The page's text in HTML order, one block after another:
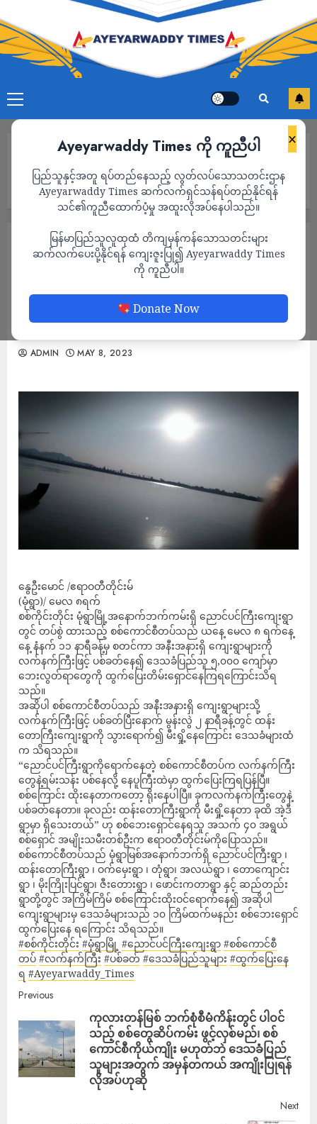
×
Ayeyarwaddy Times ကို ကူညီပါ
ပြည်သူနှင့်အတူ ရပ်တည်နေသည့် လွတ်လပ်သောသတင်းဌာန
Ayeyarwaddy Times ဆက်လက်ရှင်သန်ရပ်တည်နိုင်ရန်
သင်၏ကူညီထောက်ပံ့မှု အထူးလိုအပ်နေပါသည်။
မြန်မာပြည်သူလူထုထံ တိကျမှန်ကန်သောသတင်းများ
ဆက်လက်ပေးပို့နိုင်ရန် ကျေးဇူးပြု၍ Ayeyarwaddy Times
ကို ကူညီပါ။
Donate Now
ကျေးရွာများကို လက်နက်ကြီး ဖြင့် ပစ်ခတ်၍ ဒေသခံပြည်သူ ၅,၀၀၀
ကျော် ထွက်ပြေးနေရ
မုံရွာမြို့ ညောင်ပင်ကြီးကျေးရွာရှိ စစ်ကောင်စီ
တပ်မှ အနီးအနားရှိကျေးရွာများကို
လက်နက်ကြီး ဖြင့် ပစ်ခတ်၍ ဒေသခံပြည်သူ
၅,၀၀၀ ကျော် ထွက်ပြေးနေရ
ADMIN MAY 8, 2023
နွေဦးမောင် /ဧရာဝတီတိုင်းမ်
(မုံရွာ)/ မေလ ၈ရက်
စစ်ကိုင်းတိုင်း မုံရွာမြို့အနောက်ဘက်ကမ်းရှိ ညောင်ပင်ကြီးကျေးရွာ
တွင် တပ်စွဲ ထားသည့် စစ်ကောင်စီတပ်သည် ယနေ့ မေလ ၈ ရက်နေ့
နေ့ နံနက် ၁၁ နာရီခန့်မှ စတင်ကာ အနီးအနားရှိ ကျေးရွာများကို
လက်နက်ကြီးဖြင့် ပစ်ခတ်နေ၍ ဒေသခံပြည်သူ ၅,၀၀၀ ကျော်မှာ
ဘေးလွတ်ရာတွေကို ထွက်ပြေးတိမ်းရှောင်နေကြရကြောင်းသိရ
သည်။
အဆိုပါ စစ်ကောင်စီတပ်သည် အနီးအနားရှိ ကျေးရွာများသို့
လက်နက်ကြီးဖြင့် ပစ်ခတ်ပြီးနောက် မွန်းလွဲ ၂ နာရီခန့်တွင် ထန်း
တောကြီးကျေးရွာကို သွားရောက်၍ မီးရှို့နေကြောင်း ဒေသခံများထံ
က သိရသည်။
“ညောင်ပင်ကြီးရွာကိုရောက်နေတဲ့ စစ်ကောင်စီတပ်က လက်နက်ကြီး
တွေနဲ့ရမ်းသန်း ပစ်နေလို့ နေပူကြီးထဲမှာ ထွက်ပြေးကြရပြန်ပြီ။
စစ်ကြောင်း ထိုးနေတာကတော့ ရိုးနေပါပြီ။ ခုကလက်နက်ကြီးတွေနဲ့
ပစ်ခတ်နေတာ။ ခုလည်း ထန်းတောကြီးရွာကို မီးရှို့နေတာ ခုထိ အဲ့ဒီ
ရွာမှာ ရှိသေးတယ်” ဟု စစ်ဘေးရှောင်နေရသူ အသက် ၄၀ အရွယ်
စစ်ရှောင် အမျိုးသမီးတစ်ဦးက ဧရာဝတီတိုင်းမ်ကိုပြောသည်။
စစ်ကောင်စီတပ်သည် မုံရွာမြစ်အနောက်ဘက်ရှိ ညောင်ပင်ကြီးရွာ ၊
ထန်းတောကြီးရွာ ၊ ဝက်မှေးရွာ ၊ တုံရွာ၊ အလယ်ရွာ ၊ တောကျောင်း
ရွာ ၊ မိုးကြိုးပြင်ရွာ၊ ဇီးတေားရွာ ၊ ဖောင်းကတာရွာ နှင့် ဆည်တည်း
ရွာတို့တွင် အကြိမ်ကြိမ် စစ်ကြောင်းထိုးဝင်ရောက်နေ၍ အဆိုပါ
ကျေးရွာများမှ ဒေသခံများသည် ၁၀ ကြိမ်ထက်မနည်း စစ်ဘေးရှောင်
ထွက်ပြေးနေ ရကြောင်း သိရသည်။
#စစ်ကိုင်းတိုင်း #မုံရွာမြို့ #ညောင်ပင်ကြီးကျေးရွာ #စစ်ကောင်စီ
တပ် #လက်နက်ကြီး #ပစ်ခတ် #ဒေသခံပြည်သူများ #ထွက်ပြေးနေ
ရ #Ayeyarwaddy_Times
Previous
ကုလားတန်မြစ် ဘက်စုံစီမံကိန်းတွင် ပါဝင်
သည့် စစ်တွေဆိပ်ကမ်း ဖွင့်လှစ်မည်၊ စစ်
ကောင်စီကိုယ်ကျိုး မဟုတ်ဘဲ ဒေသခံပြည်
သူများအတွက် အမှန်တကယ် အကျိုးပြုရန်
လိုအပ်ဟုဆို
Next